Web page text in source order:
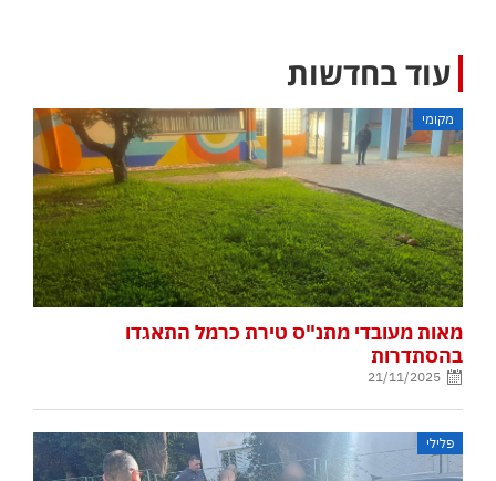
עוד בחדשות
מקומי
מאות מעובדי מתנ"ס טירת כרמל התאגדו
בהסתדרות
21/11/2025
פלילי